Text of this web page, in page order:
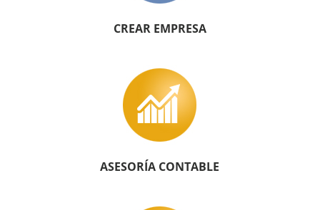
CREAR EMPRESA
ASESORÍA CONTABLE